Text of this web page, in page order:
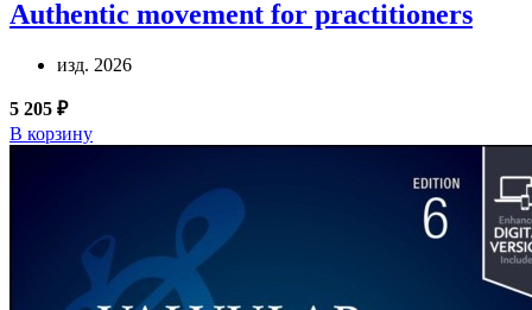
Authentic movement for practitioners
изд. 2026
5 205 ₽
В корзину